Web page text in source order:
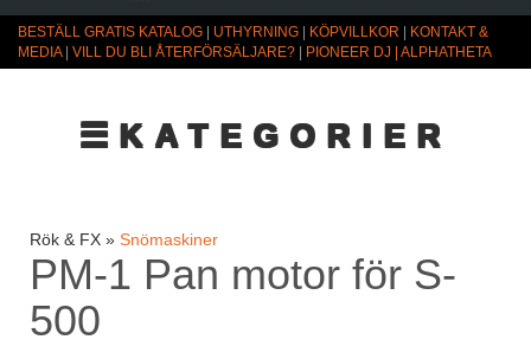
BESTÄLL GRATIS KATALOG UTHYRNING KÖPVILLKOR
KONTAKT &
MEDIA| VILL DU BLI ÅTERFÖRSÄLJARE? PIONEER DJ | ALPHATHETA
☰KATEGORIER
Rök & FX » Snömaskiner
PM-1 Pan motor för S-
500